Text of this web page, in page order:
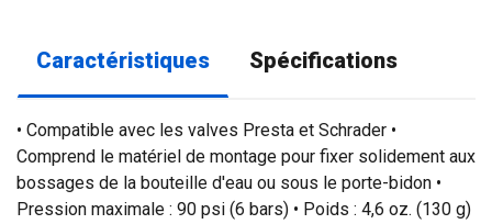
Caractéristiques Spécifications
• Compatible avec les valves Presta et Schrader •
Comprend le matériel de montage pour fixer solidement aux
bossages de la bouteille d'eau ou sous le porte-bidon •
Pression maximale : 90 psi (6 bars) • Poids : 4,6 oz. (130 g)